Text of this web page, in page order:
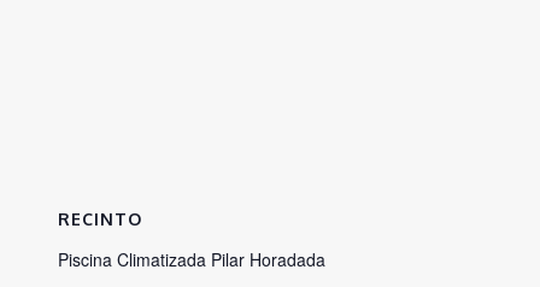
RECINTO
Piscina Climatizada Pilar Horadada